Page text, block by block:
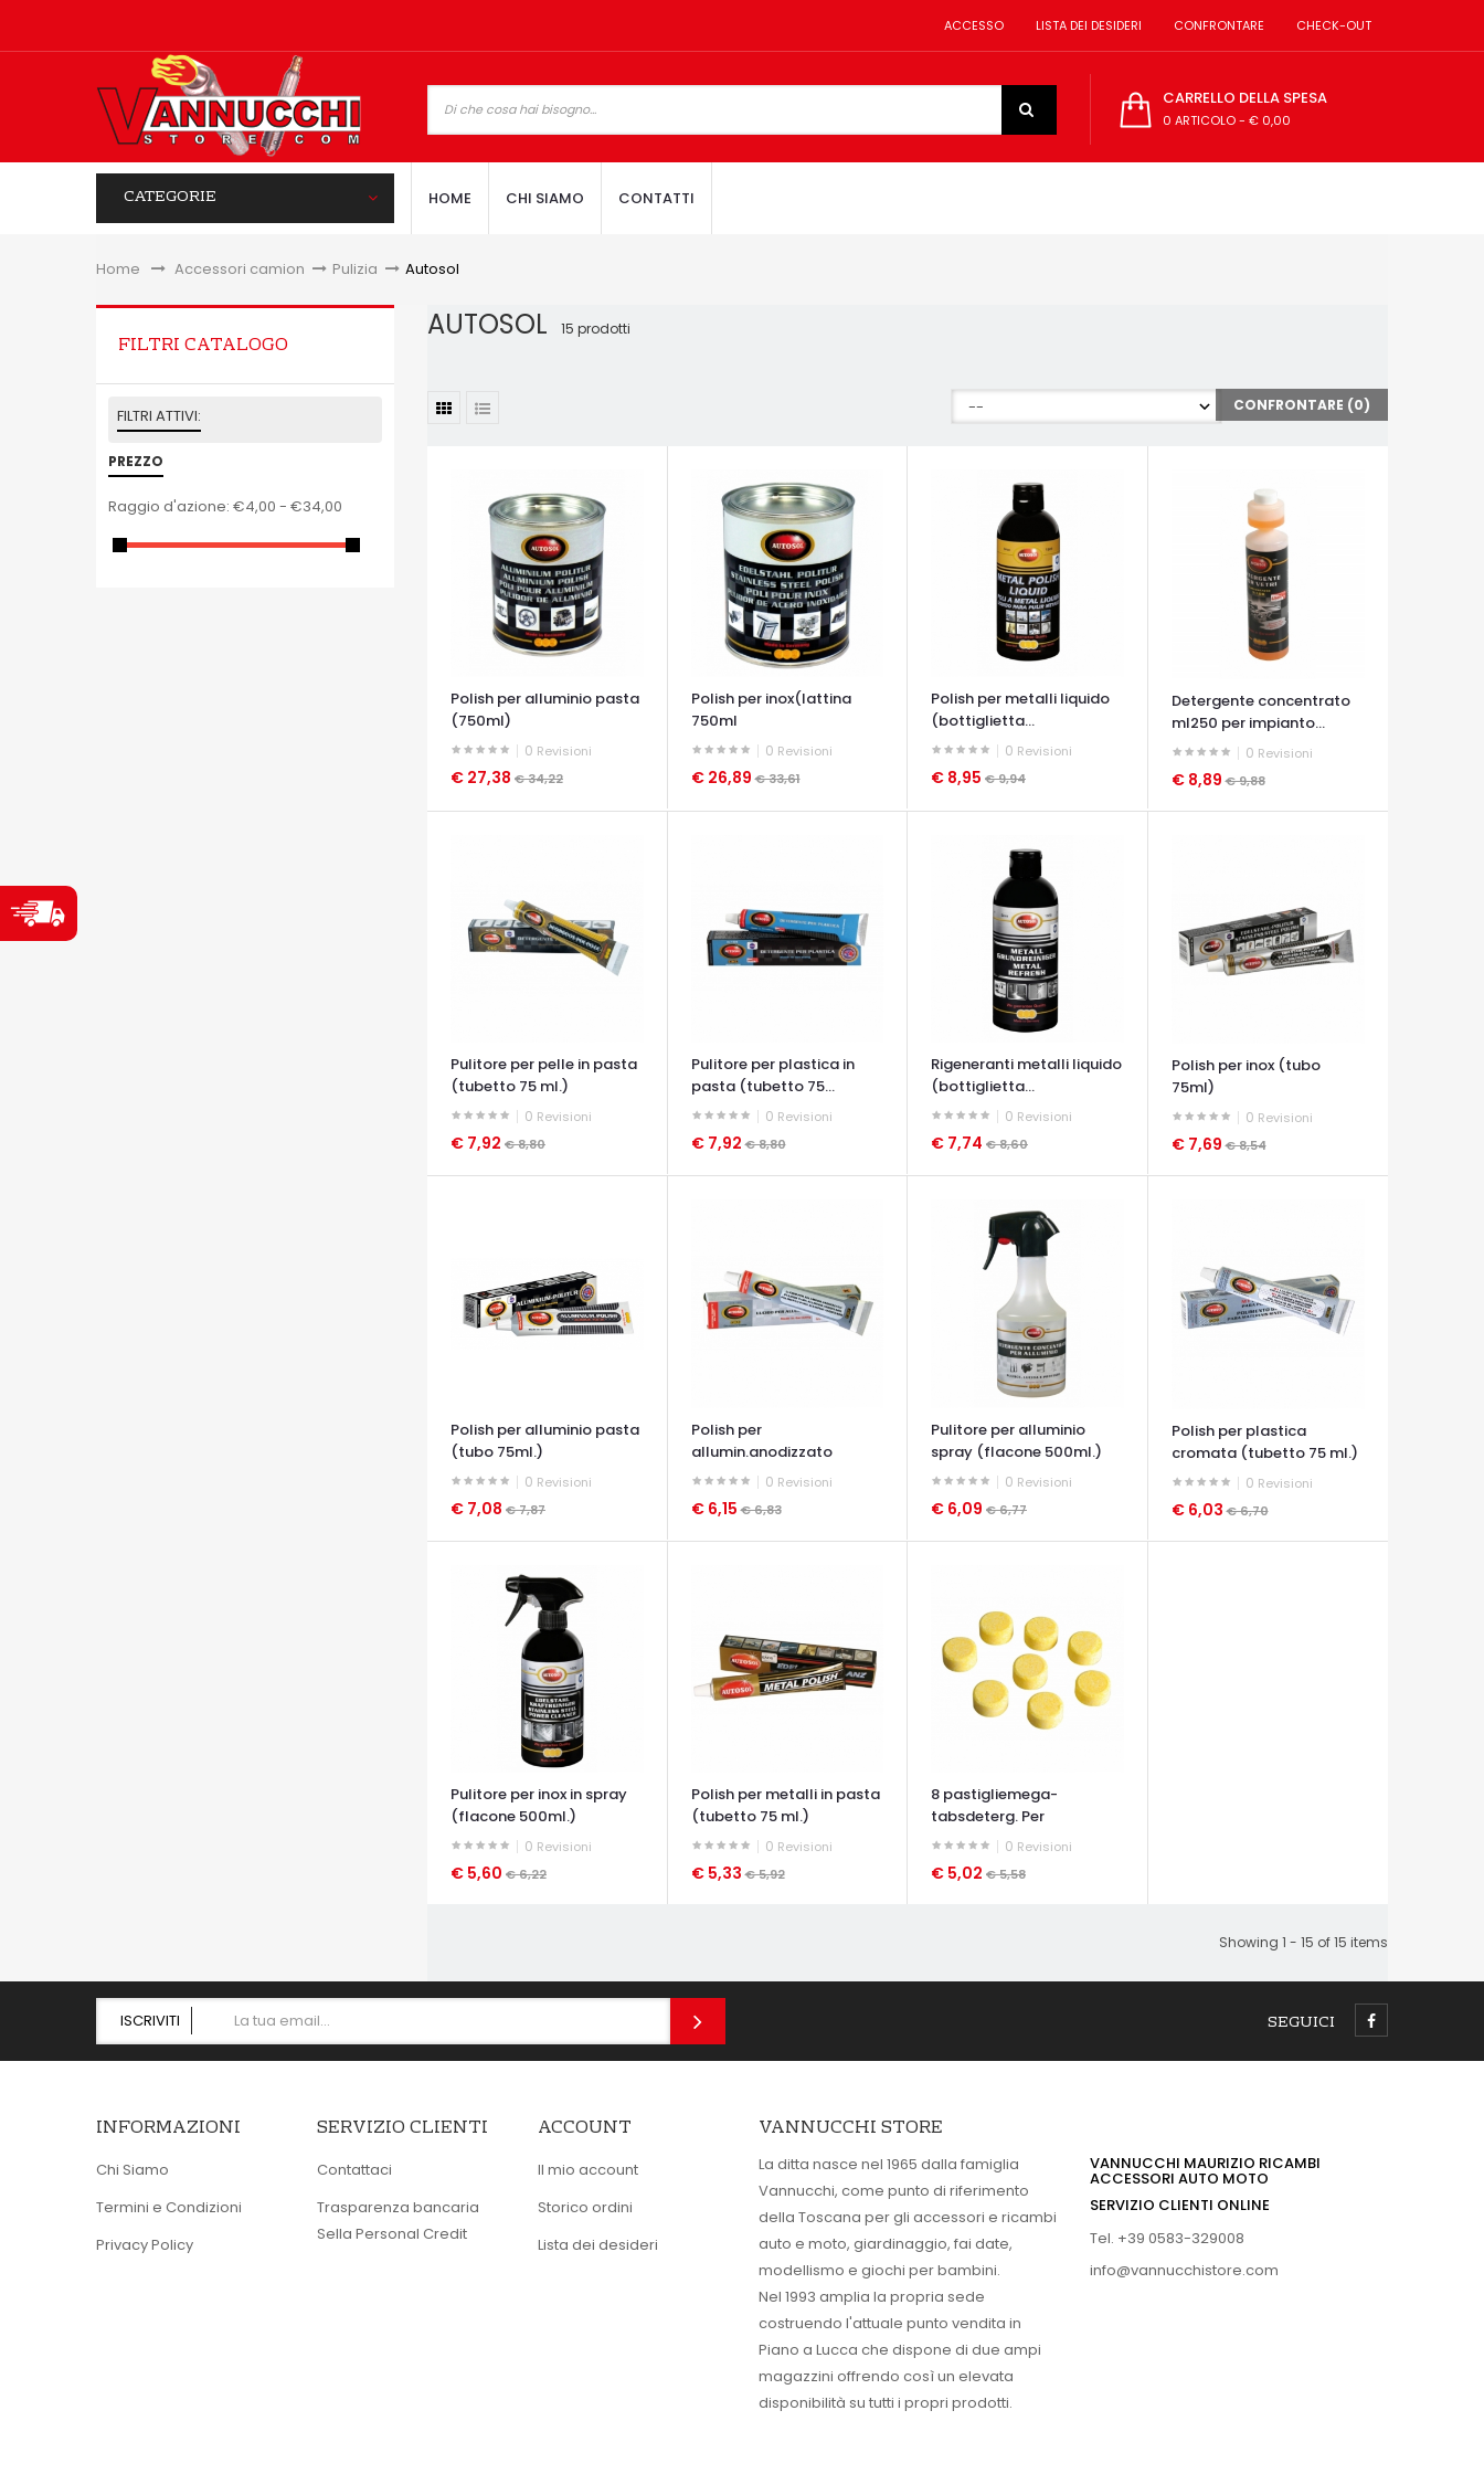
ACCESSO LISTA DEI DESIDERI CONFRONTARE CHECK-OUT
CARRELLO DELLA SPESA
0 ARTICOLO- € 0,00
CATEGORIE HOME CHI SIAMO CONTATTI
Home &gt;Accessori camion > Pulizia > Autosol
FILTRI CATALOGO
FILTRI ATTIVI:
PREZZO
Raggio d'azione: €4,00 - €34,00
AUTOSOL 15 prodotti
CONFRONTARE (0)
Polish per alluminio pasta
(750ml)
0 Revisioni
€ 27,38 € 34,22
Polish per inox(lattina
750ml
0 Revisioni
€ 26,89€ 33,61
Polish per metalli liquido
(bottiglietta...
0 Revisioni
€ 8,95 € 9,94
Detergente concentrato
ml250 per impianto...
0 Revisioni
€ 8,89€ 9,88
OCCHIATA VELOCE
Pulitore per pelle in pasta
(tubetto 75 ml.)
0 Revisioni
€ 7,92 € 8,80
OCCHIATA VELOCE
Pulitore per plastica in
pasta (tubetto 75...
0 Revisioni
€ 7,92€ 8,80
OCCHIATA VELOCE
Rigeneranti metalli liquido
(bottiglietta...
0 Revisioni
€ 7,74 € 8,60
OCCHIATA VELOCE
Polish per inox (tubo
75ml)
0 Revisioni
€ 7,69€ 8,54
OCCHIATA VELOCE
Polish per alluminio pasta
(tubo 75ml.)
0 Revisioni
€ 7,08 € 7,87
OCCHIATA VELOCE
Polish per
allumin.anodizzato
(tubetto 75...
0 Revisioni
€ 6,15€ 6,83
OCCHIATA VELOCE
Pulitore per alluminio
spray (flacone 500ml.)
0 Revisioni
€ 6,09 € 6,77
OCCHIATA VELOCE
Polish per plastica
cromata (tubetto 75 ml.)
0 Revisioni
€ 6,03€ 6,70
OCCHIATA VELOCE
Pulitore per inox in spray
(flacone 500ml.)
0 Revisioni
€ 5,60 € 6,22
Polish per metalli in pasta
(tubetto 75 ml.)
0 Revisioni
€ 5,33€ 5,92
8 pastigliemega-
tabsdeterg. Per
impianto...0 Revisioni
€ 5,02 € 5,58
Showing 1 - 15 of 15 items
ISCRIVITI SEGUICI
INFORMAZIONI
Chi Siamo
Termini e Condizioni
Privacy Policy
SERVIZIO CLIENTI
Contattaci
Trasparenza bancaria
Sella Personal Credit
ACCOUNT
Il mio account
Storico ordini
Lista dei desideri
VANNUCCHI STORE
La ditta nasce nel 1965 dalla famiglia
Vannucchi, come punto di riferimento
della Toscana per gli accessori e ricambi
auto e moto, giardinaggio, fai date,
modellismo e giochi per bambini.
Nel 1993 amplia la propria sede
costruendo l'attuale punto vendita in
Piano a Lucca che dispone di due ampi
magazzini offrendo così un elevata
disponibilità su tutti i propri prodotti.
VANNUCCHI MAURIZIO RICAMBI
ACCESSORI AUTO MOTO
SERVIZIO CLIENTI ONLINE
Tel. +39 0583-329008
info@vannucchistore.com